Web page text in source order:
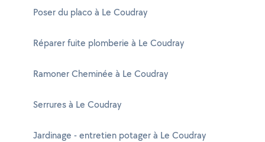
Poser du placo à Le Coudray
Réparer fuite plomberie à Le Coudray
Ramoner Cheminée à Le Coudray
Serrures à Le Coudray
Jardinage - entretien potager à Le Coudray